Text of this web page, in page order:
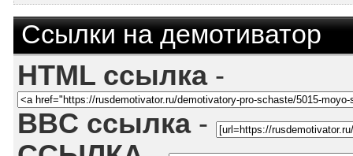
Ссылки на демотиватор
HTML ссылка-
BBC ссылка-